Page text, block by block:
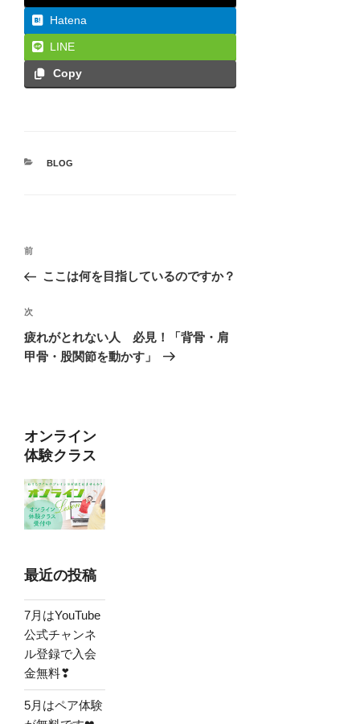
Hatena
LINE
Copy
カ
BLOG
投
ビ
ゲ
ー
前
の
稿
前
ここは何を目指しているのですか？
次
の
投
次
疲れがとれない人 必見！「背骨・肩
甲骨・股関節を動かす」
オンライン
体験クラス
最近の投稿
7月はYouTube
公式チャンネ
ル登録で入会
金無料❣
5月はペア体験